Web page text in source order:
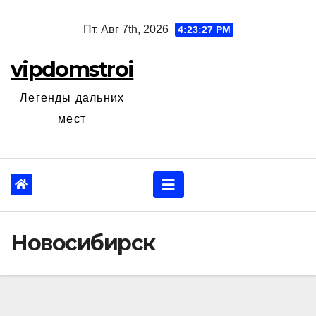
Пт. Авг 7th, 2026 4:23:28 PM
vipdomstroi
Легенды дальних
мест
Новосибирск